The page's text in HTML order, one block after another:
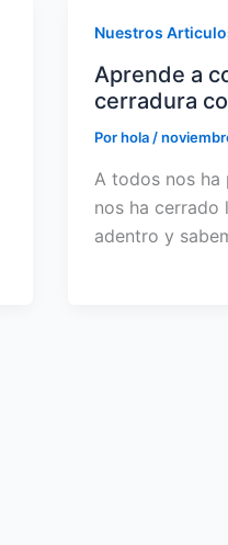
Nuestros
Aprende a
cerradura
Porhola /
A todos nos ha
nos ha cerrado
adentro y